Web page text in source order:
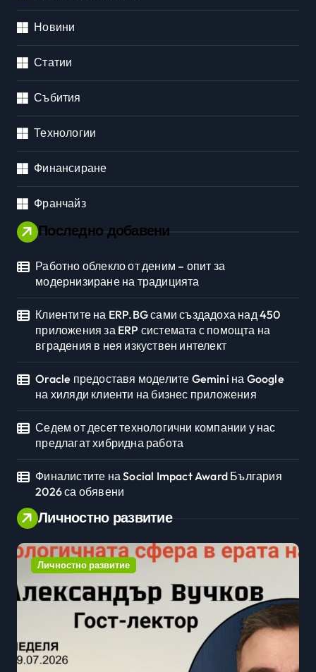
Новини
Статии
Събития
Технологии
Финансиране
Франчайз
Последно добавени
Работно облекло от деним – опит за
модернизиране на традицията
Клиентите на ERP.BG сами създадоха над 450
приложения за ERP системата с помощта на
вградения в нея изкуствен интелект
Oracle предоставя моделите Gemini на Google
на хиляди клиенти на бизнес приложения
Седем от десет технологични компании у нас
предлагат хибридна работа
Финалистите на Social Impact Award България
2026 са обявени
Личностно развитие
Личностно развитие